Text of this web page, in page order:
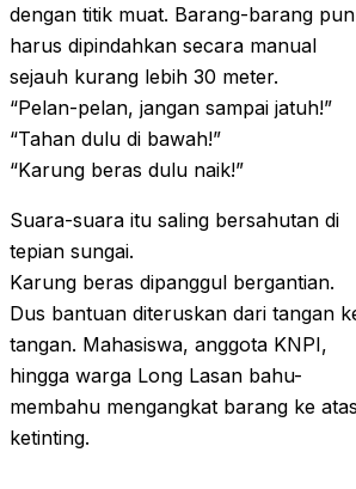
dengan titik muat. Barang-barang pun
harus dipindahkan secara manual
sejauh kurang lebih 30 meter.
“Pelan-pelan, jangan sampai jatuh!”
“Tahan dulu di bawah!”
“Karung beras dulu naik!”
Suara-suara itu saling bersahutan di
tepian sungai.
Karung beras dipanggul bergantian.
Dus bantuan diteruskan dari tangan
tangan. Mahasiswa, anggota KNPI,
hingga warga Long Lasan bahu-
membahu mengangkat barang ke atas
ketinting.